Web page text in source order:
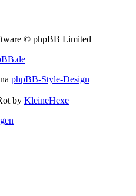
© phpBB Limited
phpBB-Style-Design
by KleineHexe